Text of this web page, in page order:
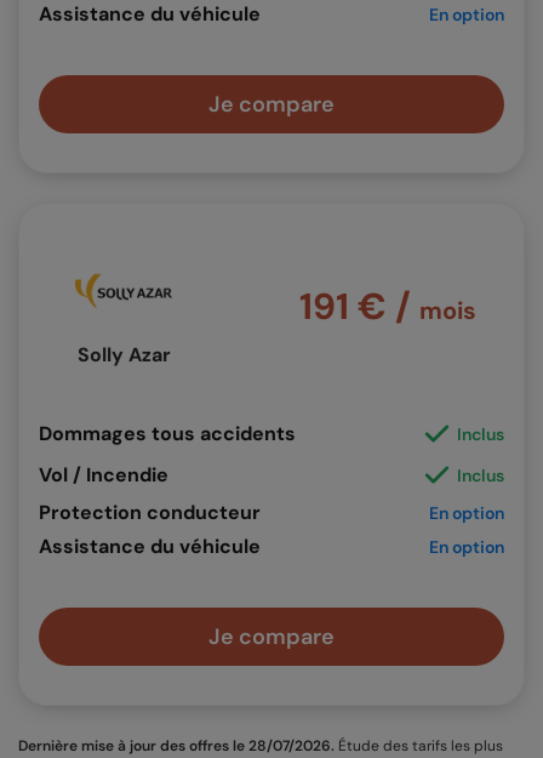
Assistance du véhicule En option
Je compare
Solly Azar
Dommages tous accidents Inclus
Vol / Incendie Inclus
Protection conducteur En option
Assistance du véhicule En option
191 € / mois
Je compare
Dernière mise à jour des offres le 28/07/2026. Étude des tarifs les plus